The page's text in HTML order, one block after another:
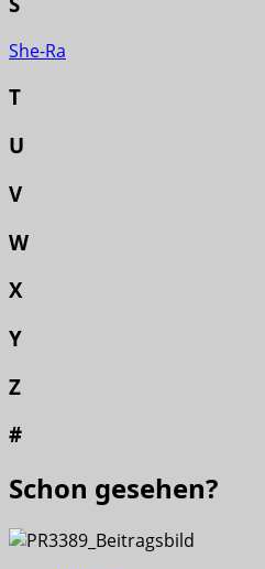
She-Ra
T
U
V
W
X
Y
Z
#
Schon gesehen?